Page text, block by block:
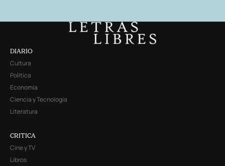
DIARIO
Cultura
Política
Economía
Ciencia y Tecnología
Literatura
CRITICA
Cine y TV
Libros